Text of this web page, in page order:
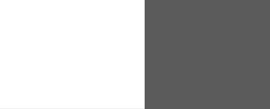
bei Zusage einer
Rechtsgebiet lesen